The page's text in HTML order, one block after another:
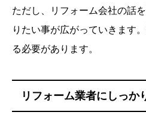
ただし、リフォーム会社の話
りたい事が広がっていきます
る必要があります。
リフォーム業者にしっか